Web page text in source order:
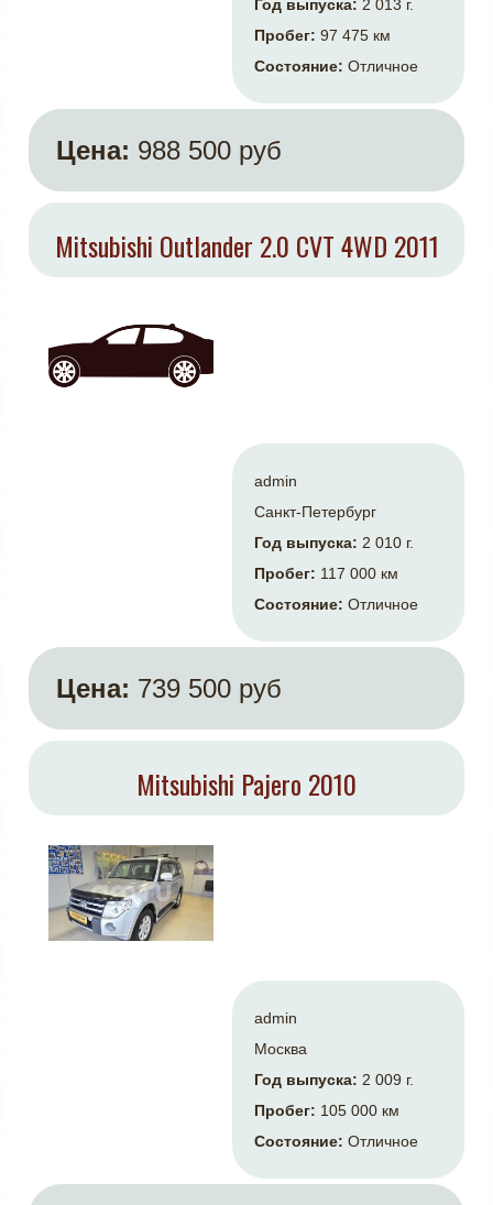
Год выпуска: 2 013 г.
Пробег:97 475 км
Состояние:Отличное
Цена: 988 500 руб
Mitsubishi Outlander 2.0 CVT 4WD 2011
admin
Санкт-Петербург
Год выпуска: 2 010 г.
Пробег: 117 000 км
Состояние:Отличное
Цена: 739 500 руб
Mitsubishi Pajero 2010
admin
Москва
Год выпуска: 2 009 г.
Пробег: 105 000 км
Состояние:Отличное